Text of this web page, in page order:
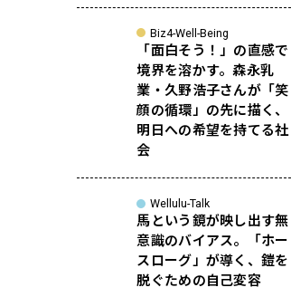
Biz4-Well-Being
「面白そう！」の直感で
境界を溶かす。森永乳
業・久野浩子さんが「笑
顔の循環」の先に描く、
明日への希望を持てる社
会
Wellulu-Talk
馬という鏡が映し出す無
意識のバイアス。「ホー
スローグ」が導く、鎧を
脱ぐための自己変容